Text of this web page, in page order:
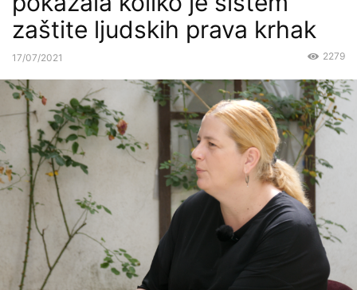
zaštite ljudskih prava krhak
17/07/2021 2279